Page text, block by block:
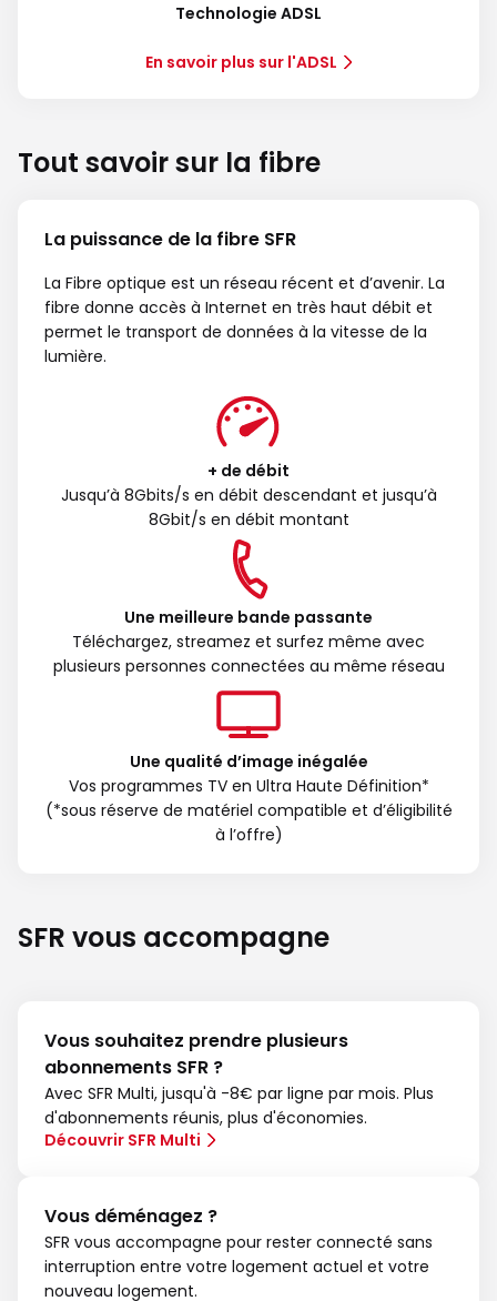
Technologie ADSL
En savoir plus sur l'ADSL
Tout savoir sur la fibre
La puissance de la fibre SFR
La Fibre optique est un réseau récent et d’avenir. La
fibre donne accès à Internet en très haut débit et
permet le transport de données à la vitesse de la
lumière.
+ de débit
Jusqu’à 8Gbits/s en débit descendant et jusqu’à
8Gbit/s en débit montant
Une meilleure bande passante
Téléchargez, streamez et surfez même avec
plusieurs personnes connectées au même réseau
Une qualité d’image inégalée
Vos programmes TV en Ultra Haute Définition*
(*sous réserve de matériel compatible et d’éligibilité
à l’offre)
SFR vous accompagne
Vous souhaitez prendre plusieurs
abonnements SFR ?
Avec SFR Multi, jusqu'à -8€ par ligne par mois. Plus
d'abonnements réunis, plus d'économies.
Découvrir SFR Multi
Vous déménagez ?
SFR vous accompagne pour rester connecté sans
interruption entre votre logement actuel et votre
nouveau logement.